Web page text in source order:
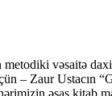
vəsaitə
– Zaur Ustacın
əsas kitab